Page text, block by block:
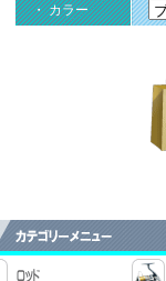
・ カラー